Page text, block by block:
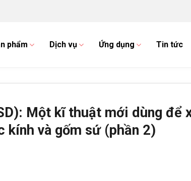
phẩm Dịch vụ Ứng dụng Tin tức
Một kĩ thuật mới dùng để
kính và gốm sứ (phần 2)